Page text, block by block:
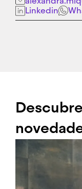
Linkedin